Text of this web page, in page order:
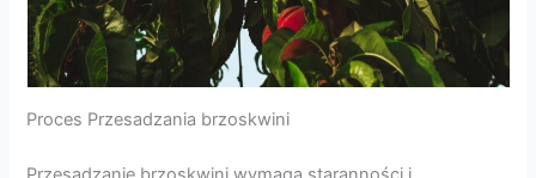
Proces Przesadzania brzoskwini